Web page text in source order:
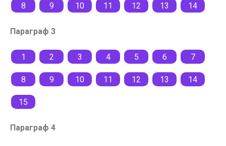
8 9 10 11 12 13 14
Параграф 3
1 2 3 4 5 6 7
8 9 10 11 12 13 14
15
Параграф 4